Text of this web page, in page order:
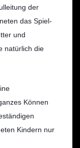
der
das Spiel-
und
natürlich die
Können
Kindern nur